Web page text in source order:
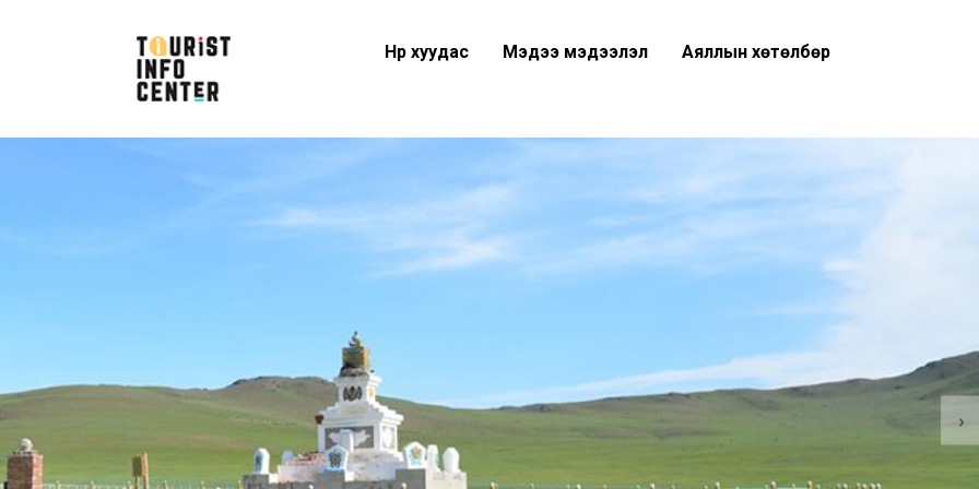
Нүүр хуудас Мэдээ мэдээлэл Аяллын хөтөлбөр